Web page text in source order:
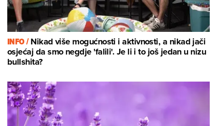
INFO /Nikad više mogućnosti i aktivnosti, a nikad jači
osjećaj da smo negdje 'falili'. Je li i to još jedan u nizu
bullshita?